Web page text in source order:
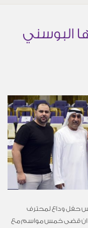
البوسني
حفل وداع لمحترف
بعد ان قضى خمس مواسم مع